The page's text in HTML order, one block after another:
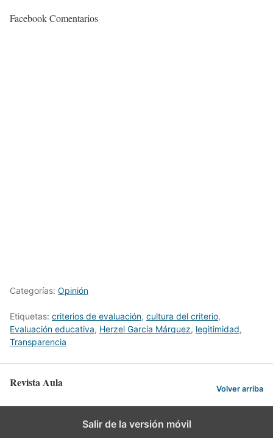
Facebook Comentarios
Categorías: Opinión
Etiquetas: criterios de evaluación, cultura del criterio,
Evaluación educativa, Herzel García Márquez, legitimidad,
Transparencia
Revista Aula Volver arriba
Salir de la versión móvil